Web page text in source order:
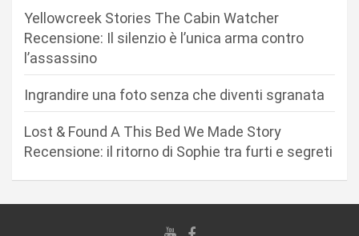
Yellowcreek Stories The Cabin Watcher
Recensione: Il silenzio è l’unica arma contro
l’assassino
Ingrandire una foto senza che diventi sgranata
Lost & Found A This Bed We Made Story
Recensione: il ritorno di Sophie tra furti e segreti